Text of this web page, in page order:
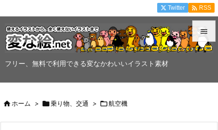
フリー、無料で利用できる変なかわいいイラスト素材


Twitter  RSS
ホーム > 乗り物、交通 > 航空機